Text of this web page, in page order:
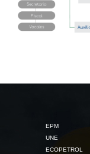
EPM
UNE
ECOPETROL